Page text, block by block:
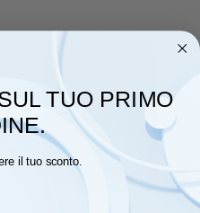
TUO PRIMO
il tuo sconto.